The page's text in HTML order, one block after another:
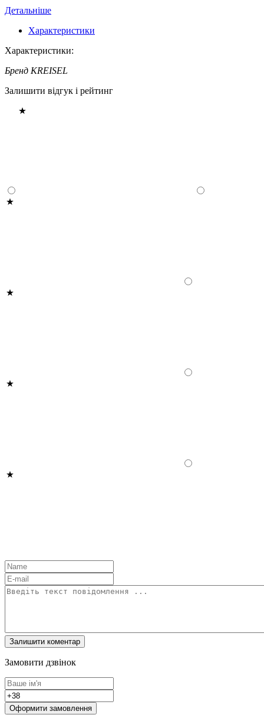
Детальніше
Характеристики
Характеристики:
Бренд KREISEL
Залишити відгук і рейтинг
Замовити дзвінок
Оформити замовлення